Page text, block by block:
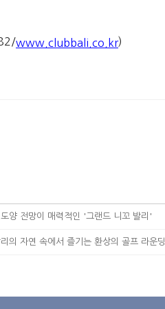
www.clubbali.co.kr)
양 전망이 매력적인 '그랜드 니꼬 발리'
의 자연 속에서 즐기는 환상의 골프 라운딩